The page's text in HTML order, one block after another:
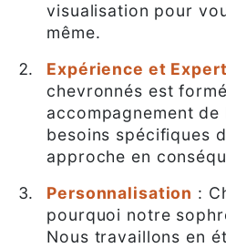
visualisation pour
même.
Expérience et
chevronnés est
accompagnement
besoins spécifiques
approche en
Personnalisation :
pourquoi notre
Nous travaillons en